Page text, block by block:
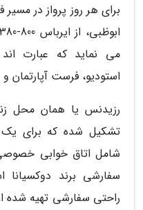
برای هر روز پرواز در
می نماید که عبارت
استودیو، فرست آپارتمان
رزیدنس یا همان محل
تشکیل شده که برای
شامل اتاق خوابی
سفارشی برند
راحتی سفارشی تهیه شده